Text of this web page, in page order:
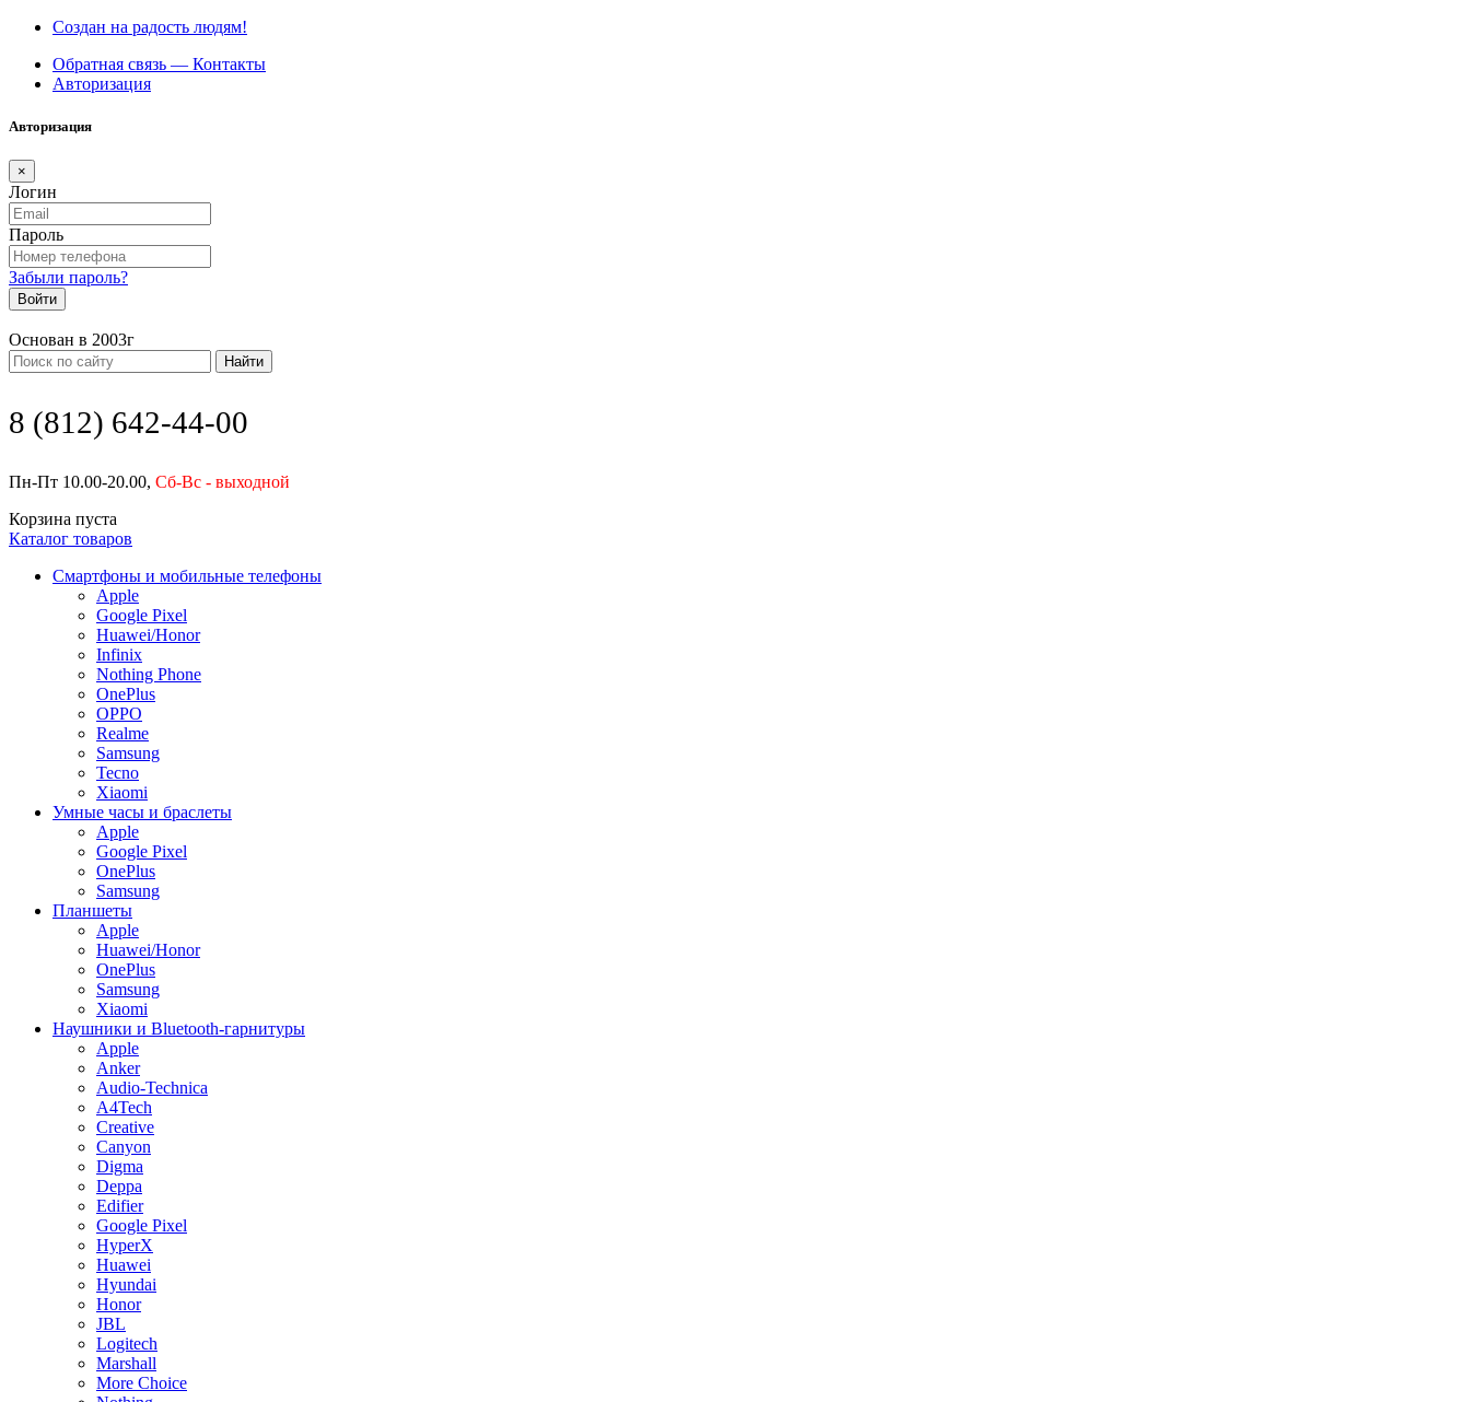
Создан на радость людям!
Обратная связь — Контакты
Авторизация
Авторизация
×
Логин
Пароль
Забыли пароль?
Войти
Основан в 2003г
Найти
8 (812) 642-44-00
Пн-Пт 10.00-20.00, Сб-Вс - выходной
Корзина пуста
Каталог товаров
Смартфоны и мобильные телефоны
Apple
Google Pixel
Huawei/Honor
Infinix
Nothing Phone
OnePlus
OPPO
Realme
Samsung
Tecno
Xiaomi
Умные часы и браслеты
Apple
Google Pixel
OnePlus
Samsung
Планшеты
Apple
Huawei/Honor
OnePlus
Samsung
Xiaomi
Наушники и Bluetooth-гарнитуры
Apple
Anker
Audio-Technica
A4Tech
Creative
Canyon
Digma
Deppa
Edifier
Google Pixel
HyperX
Huawei
Hyundai
Honor
JBL
Logitech
Marshall
More Choice